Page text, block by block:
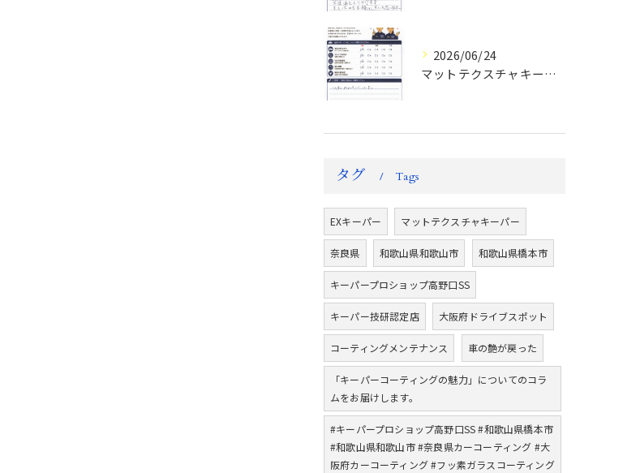
2026/06/24
マットテクスチャキーパー施工後のお客様の声
タグ Tags
EXキーパー マットテクスチャキーパー
奈良県 和歌山県和歌山市 和歌山県橋本市
キーパープロショップ高野口SS
キーパー技研認定店 大阪府ドライブスポット
コーティングメンテナンス 車の艶が戻った
「キーパーコーティングの魅力」についてのコラ
ムをお届けします。
#キーパープロショップ高野口SS #和歌山県橋本市
#和歌山県和歌山市 #奈良県カーコーティング #大
阪府カーコーティング #フッ素ガラスコーティング